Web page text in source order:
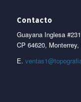
Contacto
Guayana Inglesa
CP 64620,
E.